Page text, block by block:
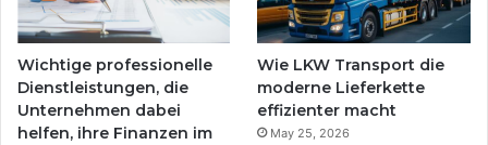
Wichtige professionelle
Dienstleistungen, die
Unternehmen dabei
helfen, ihre Finanzen im
Wie LKW Transport die
moderne Lieferkette
effizienter macht
May 25, 2026